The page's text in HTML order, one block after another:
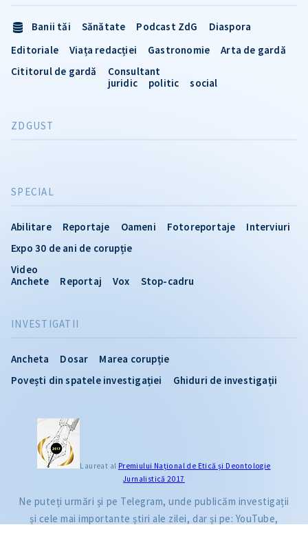
INVESTIGATII
Ancheta Dosar
Marea corupție
Povești din spatele investigației
Ghiduri de investigații
SPECIAL
Abilitare Reportaje Oameni Fotoreportaje
Interviuri
Expo 30 de ani de corupție
Video
Anchete
Reportaj Vox Stop-cadru
Banii tăi Sănătate Podcast ZdG
Diaspora
Editoriale
Viața redacției Gastronomie
Arta de gardă
Cititorul de gardă
Consultant
juridic
politic social
ZDGUST
Laureat al Premiului Naţional de Etică și Deontologie
Jurnalistică 2017
Ne puteți urmări și pe Telegram, unde publicăm investigații
și cele mai importante știri ale zilei, dar și pe: YouTube,
CITEȘTE